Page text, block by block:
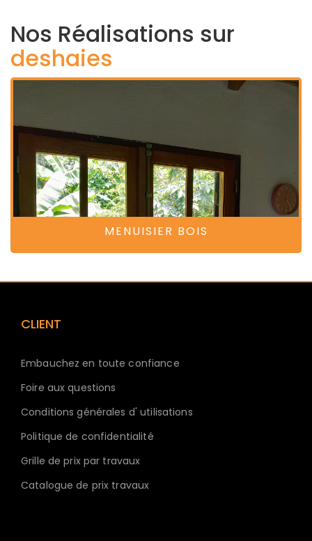
Nos Réalisations sur
deshaies
MENUISIER BOIS
CLIENT
Embauchez en toute confiance
Foire aux questions
Conditions générales d' utilisations
Politique de confidentialité
Grille de prix par travaux
Catalogue de prix travaux